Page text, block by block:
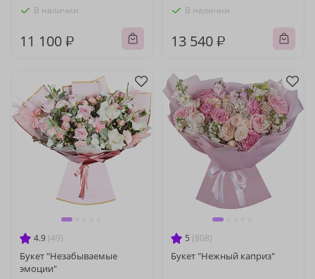
В наличии
11 100 ₽
В наличии
13 540 ₽
4.9 (49)
Букет "Незабываемые
эмоции"
5 (808)
Букет "Нежный каприз"